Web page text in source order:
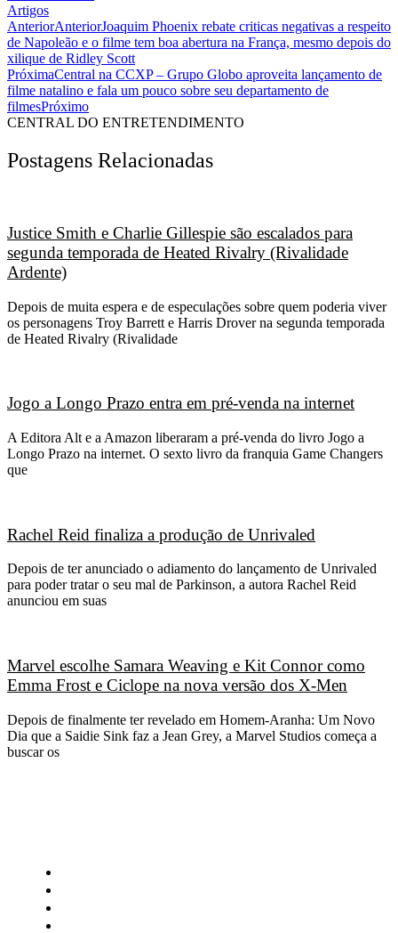
Artigos
AnteriorAnteriorJoaquim Phoenix rebate criticas negativas a respeito
de Napoleão e o filme tem boa abertura na França, mesmo depois do
xilique de Ridley Scott
PróximaCentral na CCXP – Grupo Globo aproveita lançamento de
filme natalino e fala um pouco sobre seu departamento de
filmesPróximo
CENTRAL DO ENTRETENDIMENTO
Postagens Relacionadas
Justice Smith e Charlie Gillespie são escalados para
segunda temporada de Heated Rivalry (Rivalidade
Ardente)
Depois de muita espera e de especulações sobre quem poderia viver
os personagens Troy Barrett e Harris Drover na segunda temporada
de Heated Rivalry (Rivalidade
Jogo a Longo Prazo entra em pré-venda na internet
A Editora Alt e a Amazon liberaram a pré-venda do livro Jogo a
Longo Prazo na internet. O sexto livro da franquia Game Changers
que
Rachel Reid finaliza a produção de Unrivaled
Depois de ter anunciado o adiamento do lançamento de Unrivaled
para poder tratar o seu mal de Parkinson, a autora Rachel Reid
anunciou em suas
Marvel escolhe Samara Weaving e Kit Connor como
Emma Frost e Ciclope na nova versão dos X-Men
Depois de finalmente ter revelado em Homem-Aranha: Um Novo
Dia que a Saidie Sink faz a Jean Grey, a Marvel Studios começa a
buscar os